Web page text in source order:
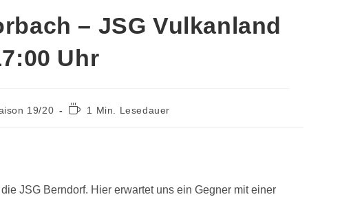
– JSG Vulkanland
Uhr
19/20 1 Min. Lesedauer
JSG Berndorf. Hier erwartet uns ein Gegner mit einer